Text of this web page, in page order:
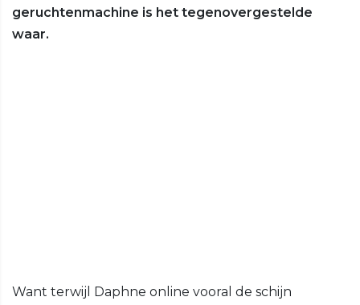
geruchtenmachine is het tegenovergestelde
waar.
Want terwijl Daphne online vooral de schijn